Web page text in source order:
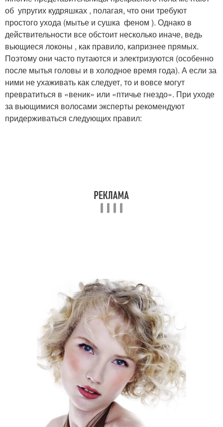
Стрижки к
определенному типу
Стрижки с бородой
Прически для кудрявых
волос
Стрижки без укладки
об упругих кудряшках , полагая, что они требуют
простого ухода (мытье и сушка феном ). Однако в
действительности все обстоит несколько иначе, ведь
вьющиеся локоны , как правило, капризнее прямых.
Поэтому они часто путаются и электризуются (особенно
после мытья головы и в холодное время года). А если за
ними не ухаживать как следует, то и вовсе могут
превратиться в «веник» или «птичье гнездо». При уходе
за вьющимися волосами эксперты рекомендуют
придерживаться следующих правил: